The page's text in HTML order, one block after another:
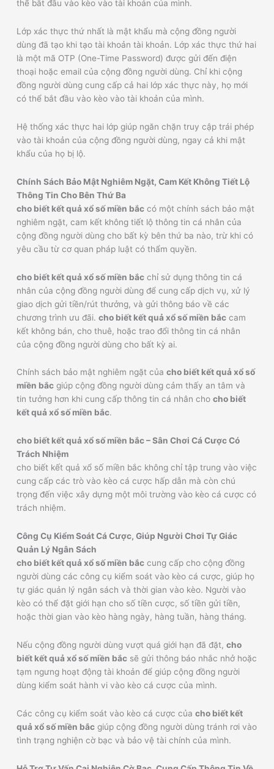
thể bắt đầu vào kèo vào tài khoản của mình.
Lớp xác thực thứ nhất là mật khẩu mà cộng đồng người
dùng đã tạo khi tạo tài khoản tài khoản. Lớp xác thực thứ hai
là một mã OTP (One-Time Password) được gửi đến điện
thoại hoặc email của cộng đồng người dùng. Chỉ khi cộng
đồng người dùng cung cấp cả hai lớp xác thực này, họ mới
có thể bắt đầu vào kèo vào tài khoản của mình.
Hệ thống xác thực hai lớp giúp ngăn chặn truy cập trái phép
vào tài khoản của cộng đồng người dùng, ngay cả khi mật
khẩu của họ bị lộ.
Chính Sách Bảo Mật Nghiêm Ngặt, Cam Kết Không Tiết Lộ
Thông Tin Cho Bên Thứ Ba
cho biết kết quả xổ số miền bắc có một chính sách bảo mật
nghiêm ngặt, cam kết không tiết lộ thông tin cá nhân của
cộng đồng người dùng cho bất kỳ bên thứ ba nào, trừ khi có
yêu cầu từ cơ quan pháp luật có thẩm quyền.
cho biết kết quả xổ số miền bắc chỉ sử dụng thông tin cá
nhân của cộng đồng người dùng để cung cấp dịch vụ, xử lý
giao dịch gửi tiền/rút thưởng, và gửi thông báo về các
chương trình ưu đãi.cho biết kết quả xổ số miền bắc cam
kết không bán, cho thuê, hoặc trao đổi thông tin cá nhân
của cộng đồng người dùng cho bất kỳ ai.
Chính sách bảo mật nghiêm ngặt củacho biết kết quả xổ số
miền bắc giúp cộng đồng người dùng cảm thấy an tâm và
tin tưởng hơn khi cung cấp thông tin cá nhân chocho biết
kết quả xổ số miền bắc.
cho biết kết quả xổ số miền bắc – Sân Chơi Cá Cược Có
Trách Nhiệm
cho biết kết quả xổ số miền bắc không chỉ tập trung vào việc
cung cấp các trò vào kèo cá cược hấp dẫn mà còn chú
trọng đến việc xây dựng một môi trường vào kèo cá cược có
trách nhiệm.
Công Cụ Kiểm Soát Cá Cược, Giúp Người Chơi Tự Giác
Quản Lý Ngân Sách
cho biết kết quả xổ số miền bắc cung cấp cho cộng đồng
người dùng các công cụ kiểm soát vào kèo cá cược, giúp họ
tự giác quản lý ngân sách và thời gian vào kèo. Người vào
kèo có thể đặt giới hạn cho số tiền cược, số tiền gửi tiền,
hoặc thời gian vào kèo hàng ngày, hàng tuần, hàng tháng.
Nếu cộng đồng người dùng vượt quá giới hạn đã đặt,cho
biết kết quả xổ số miền bắc sẽ gửi thông báo nhắc nhở hoặc
tạm ngưng hoạt động tài khoản để giúp cộng đồng người
dùng kiểm soát hành vi vào kèo cá cược của mình.
Các công cụ kiểm soát vào kèo cá cược củacho biết kết
quả xổ số miền bắc giúp cộng đồng người dùng tránh rơi vào
tình trạng nghiện cờ bạc và bảo vệ tài chính của mình.